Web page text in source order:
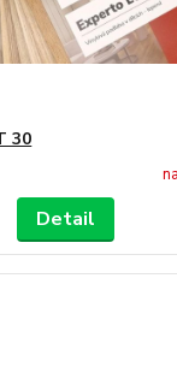
30
Detail